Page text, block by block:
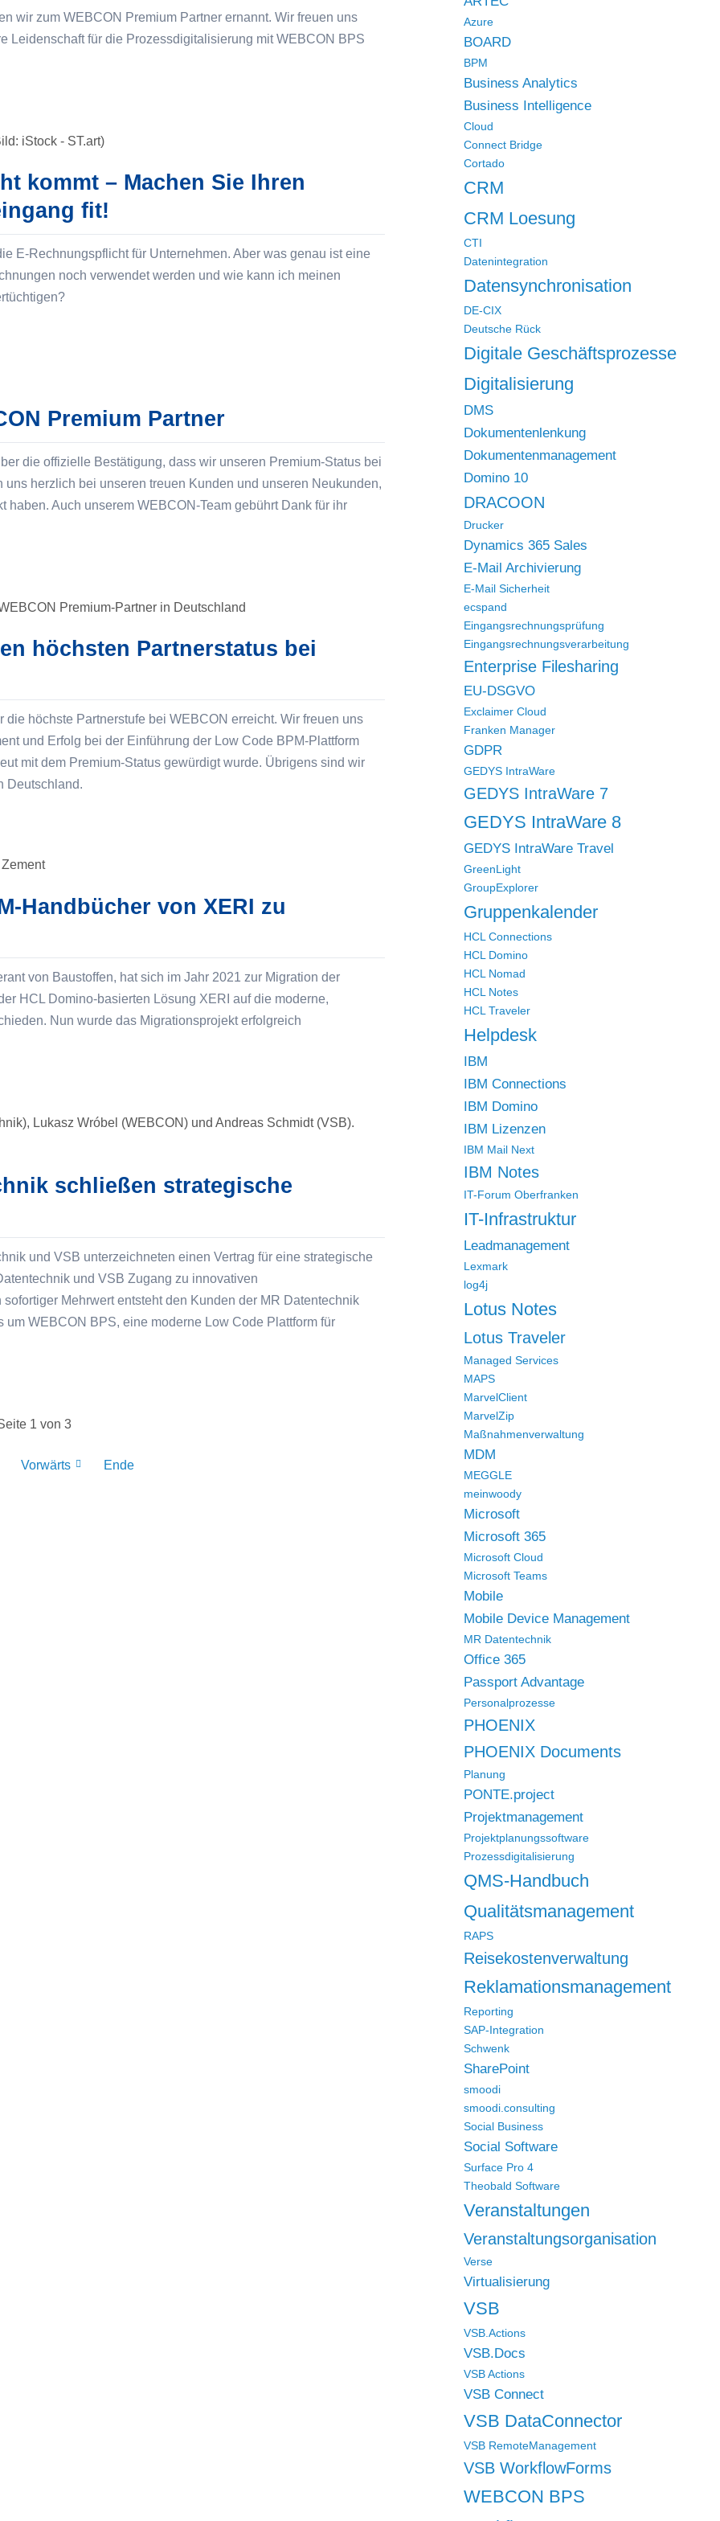
wir zum WEBCON Premium Partner ernannt. Wir freuen uns
Leidenschaft für die Prozessdigitalisierung mit WEBCON BPS
kommt – Machen Sie Ihren
fit!
E-Rechnungspflicht für Unternehmen. Aber was genau ist eine
noch verwendet werden und wie kann ich meinen
Premium Partner
die offizielle Bestätigung, dass wir unseren Premium-Status bei
herzlich bei unseren treuen Kunden und unseren Neukunden,
haben. Auch unserem WEBCON-Team gebührt Dank für ihr
höchsten Partnerstatus bei
höchste Partnerstufe bei WEBCON erreicht. Wir freuen uns
und Erfolg bei der Einführung der Low Code BPM-Plattform
mit dem Premium-Status gewürdigt wurde. Übrigens sind wir
Deutschland.
Handbücher von XERI zu
von Baustoffen, hat sich im Jahr 2021 zur Migration der
HCL Domino-basierten Lösung XERI auf die moderne,
Nun wurde das Migrationsprojekt erfolgreich
schließen strategische
und VSB unterzeichneten einen Vertrag für eine strategische
und VSB Zugang zu innovativen
Mehrwert entsteht den Kunden der MR Datentechnik
WEBCON BPS, eine moderne Low Code Plattform für
1 von 3
Vorwärts Ende
Azure
BOARD
BPM
Business Analytics
Business Intelligence
Cloud
Connect Bridge
Cortado
CRM
CRM Loesung
CTI
Datenintegration
Datensynchronisation
DE-CIX
Deutsche Rück
Digitale Geschäftsprozesse
Digitalisierung
DMS
Dokumentenlenkung
Dokumentenmanagement
Domino 10
DRACOON
Drucker
Dynamics 365 Sales
E-Mail Archivierung
E-Mail Sicherheit
ecspand
Eingangsrechnungsprüfung
Eingangsrechnungsverarbeitung
Enterprise Filesharing
EU-DSGVO
Exclaimer Cloud
Franken Manager
GDPR
GEDYS IntraWare
GEDYS IntraWare 7
GEDYS IntraWare 8
GEDYS IntraWare Travel
GreenLight
GroupExplorer
Gruppenkalender
HCL Connections
HCL Domino
HCL Nomad
HCL Notes
HCL Traveler
Helpdesk
IBM
IBM Connections
IBM Domino
IBM Lizenzen
IBM Mail Next
IBM Notes
IT-Forum Oberfranken
IT-Infrastruktur
Leadmanagement
Lexmark
log4j
Lotus Notes
Lotus Traveler
Managed Services
MAPS
MarvelClient
MarvelZip
Maßnahmenverwaltung
MDM
MEGGLE
meinwoody
Microsoft
Microsoft 365
Microsoft Cloud
Microsoft Teams
Mobile
Mobile Device Management
MR Datentechnik
Office 365
Passport Advantage
Personalprozesse
PHOENIX
PHOENIX Documents
Planung
PONTE.project
Projektmanagement
Projektplanungssoftware
Prozessdigitalisierung
QMS-Handbuch
Qualitätsmanagement
RAPS
Reisekostenverwaltung
Reklamationsmanagement
Reporting
SAP-Integration
Schwenk
SharePoint
smoodi
smoodi.consulting
Social Business
Social Software
Surface Pro 4
Theobald Software
Veranstaltungen
Veranstaltungsorganisation
Verse
Virtualisierung
VSB
VSB.Actions
VSB.Docs
VSB Actions
VSB Connect
VSB DataConnector
VSB RemoteManagement
VSB WorkflowForms
WEBCON BPS